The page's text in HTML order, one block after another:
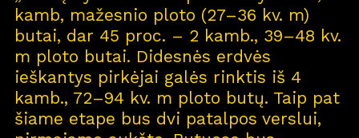
kamb, mažesnio ploto (27–36 kv. m)
butai, dar 45 proc. – 2 kamb., 39–48 kv.
m ploto butai. Didesnės erdvės
ieškantys pirkėjai galės rinktis iš 4
kamb., 72–94 kv. m ploto butų. Taip pat
šiame etape bus dvi patalpos verslui,